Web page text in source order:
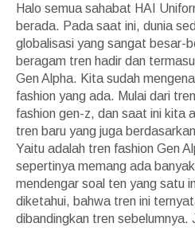
Halo semua sahabat HAI
berada. Pada saat ini, dunia
globalisasi yang sangat besar-
beragam tren hadir dan
Gen Alpha. Kita sudah
fashion yang ada. Mulai dari
fashion gen-z, dan saat ini kita
tren baru yang juga
Yaitu adalah tren fashion Gen
sepertinya memang ada
mendengar soal ten yang satu
diketahui, bahwa tren ini
dibandingkan tren sebelumnya.